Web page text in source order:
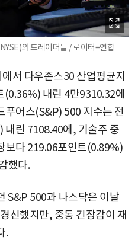
의 트레이더들 / 로이터=연합
서 다우존스30 산업평균지
(0.36%) 내린 4만9310.32에
푸어스(S&P) 500 지수는 전
린 7108.40에, 기술주 중
보다 219.06포인트(0.89%)
했다.
S&P 500과 나스닥은 이날
신했지만, 중동 긴장감이 재
.